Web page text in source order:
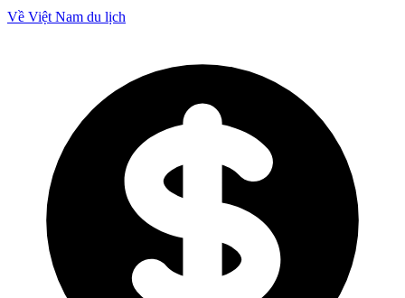
Về Việt Nam du lịch